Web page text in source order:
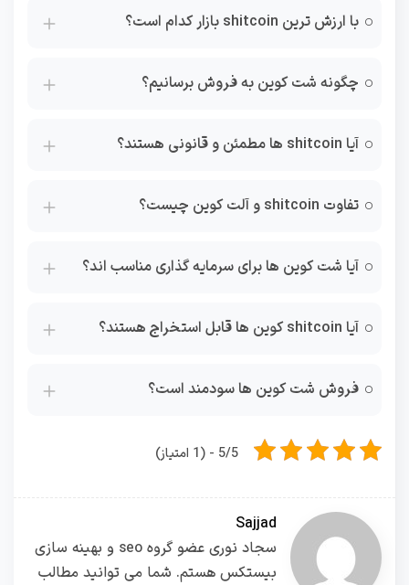
با ارزش ترین shitcoin بازار کدام است؟
چگونه شت کوین به فروش برسانیم؟
آیا shitcoin ها مطمئن و قانونی هستند؟
تفاوت shitcoin و آلت کوین چیست؟
آیا شت کوین ها برای سرمایه گذاری مناسب اند؟
آیا shitcoin کوین ها قابل استخراج هستند؟
فروش شت کوین ها سودمند است؟
5/5 - (1 امتیاز)
Sajjad
سجاد نوری عضو گروه seo و بهینه سازی
بیستکس هستم. شما می توانید مطالب